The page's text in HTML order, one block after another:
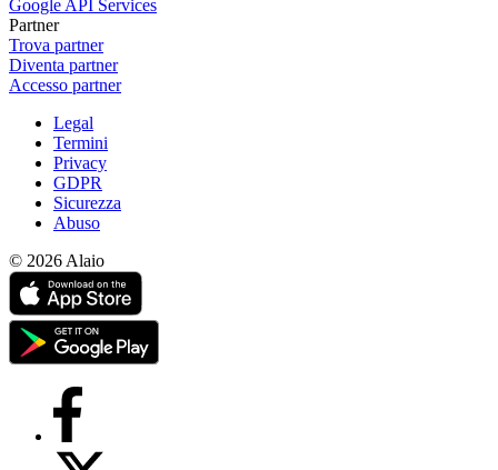
Google API Services
Partner
Trova partner
Diventa partner
Accesso partner
Legal
Termini
Privacy
GDPR
Sicurezza
Abuso
© 2026 Alaio